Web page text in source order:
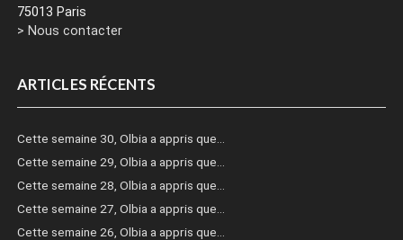
75013 Paris
> Nous contacter
ARTICLES RÉCENTS
Cette semaine 30, Olbia a appris que…
Cette semaine 29, Olbia a appris que…
Cette semaine 28, Olbia a appris que…
Cette semaine 27, Olbia a appris que…
Cette semaine 26, Olbia a appris que…